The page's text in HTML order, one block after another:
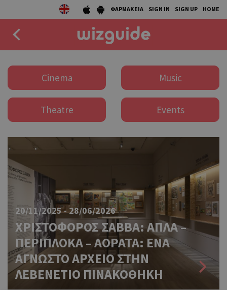
ΦΑΡΜΑΚΕΙΑ SIGN IN SIGN UP HOME
DRINK
COLLECTIONS
STORIES
NEWS
Cinema Music
Theatre Events
20/11/2025 - 28/06/2026
ΧΡΙΣΤΟΦΟΡΟΣ ΣΑΒΒΑ: ΑΠΛΑ –
ΠΕΡΙΠΛΟΚΑ – ΑΟΡΑΤΑ: ΕΝΑ
ΑΓΝΩΣΤΟ ΑΡΧΕΙΟ ΣΤΗΝ
ΛΕΒΕΝΕΤΙΟ ΠΙΝΑΚΟΘΗΚΗ